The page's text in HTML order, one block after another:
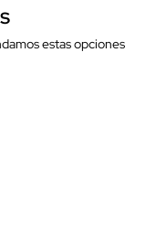
estas opciones